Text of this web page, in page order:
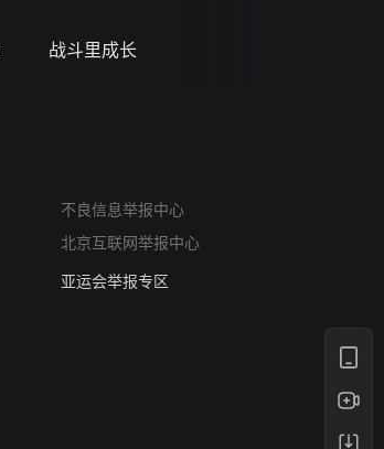
战斗里成长
不良信息举报中心
北京互联网举报中心
算法推荐专项举报
亚运会举报专区